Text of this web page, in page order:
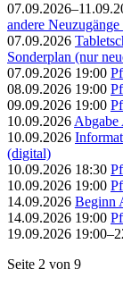
andere
07.09.2026
Sonderplan (nur
07.09.2026 19:00
08.09.2026 19:00
09.09.2026 19:00
10.09.2026 Abgabe
10.09.2026
(digital)
10.09.2026 18:30
10.09.2026 19:00
14.09.2026 Beginn
14.09.2026 19:00
19.09.2026
Seite 2 von 9